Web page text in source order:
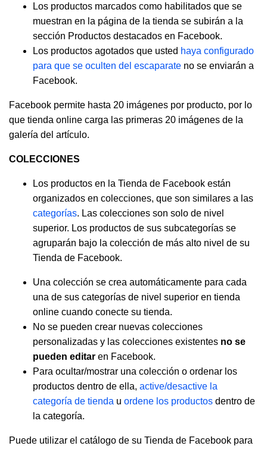
Los productos marcados como habilitados que se
muestran en la página de la tienda se subirán a la
sección Productos destacados en Facebook.
Los productos agotados que usted haya configurado
para que se oculten del escaparate no se enviarán a
Facebook.
Facebook permite hasta 20 imágenes por producto, por lo
que tienda online carga las primeras 20 imágenes de la
galería del artículo.
COLECCIONES
Los productos en la Tienda de Facebook están
organizados en colecciones, que son similares a las
categorías. Las colecciones son solo de nivel
superior. Los productos de sus subcategorías se
agruparán bajo la colección de más alto nivel de su
Tienda de Facebook.
Una colección se crea automáticamente para cada
una de sus categorías de nivel superior en tienda
online cuando conecte su tienda.
No se pueden crear nuevas colecciones
personalizadas y las colecciones existentes no se
pueden editar en Facebook.
Para ocultar/mostrar una colección o ordenar los
productos dentro de ella, active/desactive la
categoría de tienda u ordene los productos dentro de
la categoría.
Puede utilizar el catálogo de su Tienda de Facebook para